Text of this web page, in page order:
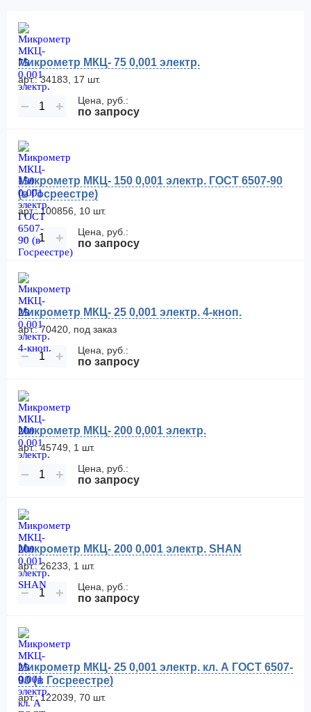
Микрометр МКЦ- 75 0,001 электр.
арт.: 34183, 17 шт.
− + Цена, руб.:
по запросу
Микрометр МКЦ- 150 0,001 электр. ГОСТ 6507-90
(в Госреестре)
арт.: 100856, 10 шт.
− + Цена, руб.:
по запросу
Микрометр МКЦ- 25 0,001 электр. 4-кноп.
арт.: 70420, под заказ
− + Цена, руб.:
по запросу
Микрометр МКЦ- 200 0,001 электр.
арт.: 45749, 1 шт.
− + Цена, руб.:
по запросу
Микрометр МКЦ- 200 0,001 электр. SHAN
арт.: 26233, 1 шт.
− + Цена, руб.:
по запросу
Микрометр МКЦ- 25 0,001 электр. кл. А ГОСТ 6507-
90 (в Госреестре)
арт.: 122039, 70 шт.